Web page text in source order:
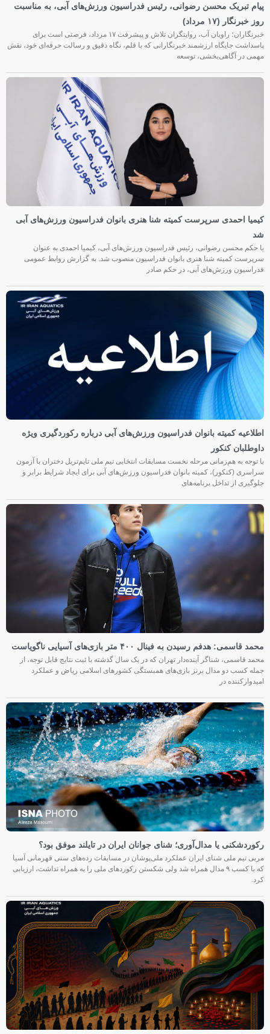
پیام تبریک محسن رضوانی، رئیس فدراسیون ورزش‌های آبی، به مناسبت
روز خبرنگار (۱۷ مرداد)
خبرنگاران؛ راویان آب، روایتگران تلاش و پیشرفت ۱۷ مرداد، فرصتی است برای
پاسداشت جایگاه ارزشمند خبرنگارانی که با قلم، نگاه دقیق و رسالت حرفه‌ای خود، نقش
مهمی در آگاهی‌بخشی، توسعه
کیمیا احمدی سرپرست کمیته شنا هنری بانوان فدراسیون ورزش‌های آبی
شد
با حکم محسن رضوانی، رئیس فدراسیون ورزش‌های آبی، کیمیا احمدی به عنوان
سرپرست کمیته شنا هنری بانوان فدراسیون منصوب شد. به گزارش روابط عمومی
فدراسیون ورزش‌های آبی، در حکم صادر
اطلاعیه کمیته بانوان فدراسیون ورزش‌های آبی درباره رکوردگیری ویژه
داوطلبان کنکور
با توجه به هم‌زمانی مرحله نخست مسابقات انتخابی تیم ملی تایم‌تریل دختران با آزمون
سراسری (کنکور)، کمیته بانوان فدراسیون ورزش‌های آبی برای ایجاد شرایط برابر و
جلوگیری از تداخل برنامه‌های
محمد قاسمی: هدفم رسیدن به فینال ۴۰۰ متر بازی‌های آسیایی ناگویاست
محمد قاسمی، شناگر آینده‌دار تهران که در یک سال گذشته با ثبت نتایج قابل توجه، از
جمله کسب دو مدال برنز بازی‌های همبستگی کشورهای اسلامی ریاض و عملکرد
امیدوارکننده در
رکوردشکنی یا مدال‌آوری؛ شنای جوانان ایران در تایلند موفق بود؟
مربی تیم ملی شنای ایران عملکرد ملی‌پوشان در مسابقات رده‌های سنی قهرمانی آسیا
که با کسب ۹ مدال همراه شد ولی شکستن رکوردهای ملی را به همراه نداشت، ارزیابی
کرد.